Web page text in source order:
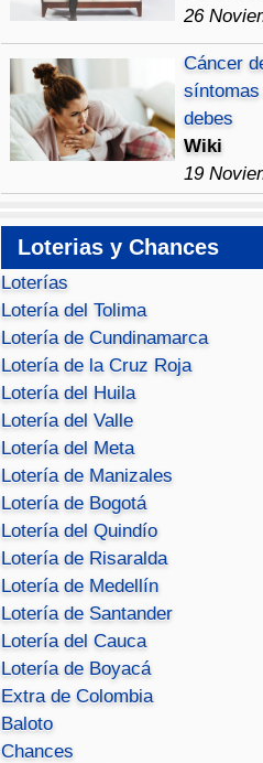
26
Cáncer
debes
Wiki
19
Loterias y Chances
Loterías
Lotería del Tolima
Lotería de Cundinamarca
Lotería de la Cruz Roja
Lotería del Huila
Lotería del Valle
Lotería del Meta
Lotería de Manizales
Lotería de Bogotá
Lotería del Quindío
Lotería de Risaralda
Lotería de Medellín
Lotería de Santander
Lotería del Cauca
Lotería de Boyacá
Extra de Colombia
Baloto
Chances